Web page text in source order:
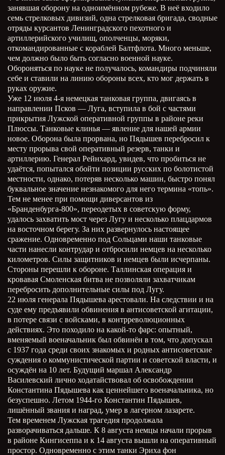
занявшая оборону на одноимённом рубеже. В неё входило
семь стрелковых дивизий, одна стрелковая бригада, сводные
отряды курсантов Ленинградского пехотного и
артиллерийского училищ, ополченцы, моряки,
откомандированные с кораблей Балтфлота. Много меньше,
чем должно было быть согласно военной науке.
Обороняться по науке не получалось, командиры подчиняли
себе и ставили на линию обороны всех, кто мог держать в
руках оружие.
Уже 12 июля 4-я немецкая танковая группа, двигаясь в
направлении Псков — Луга, вступила в бой с частями
прикрытия Лужской оперативной группы в районе реки
Плюссы. Танковые клинья — явление для нашей армии
новое. Оборона была прорвана, но Пядышев перебросил к
месту прорыва свой оперативный резерв, танки и
артиллерию. Генерал Рейнхард, увидев, что пробиться не
удаётся, попытался обойти позиции русских по болотистой
местности, однако, потеряв несколько машин, быстро понял
буквальное значение незнакомого для него термина «топь».
Тем не менее при помощи диверсантов из
«Бранденбурга-800», переодетых в советскую форму,
удалось захватить мост через Лугу и несколько плацдармов
на восточном берегу. За них развернулось настоящее
сражение. Одновременно под Сольцами наши танковые
части нанесли контрудар и отбросили немцев на несколько
километров. Силы защитников и немцев были исчерпаны.
Стороны перешли к обороне. Таллинская операция и
кровавая Смоленская битва не позволяли захватчикам
перебросить дополнительные силы под Лугу.
22 июля генерала Пядышева арестовали. На следствии и на
суде ему предъявили обвинения в антисоветской агитации,
в потере связи с войсками, в контрреволюционных
действиях. Это походило на какой-то фарс: опытный,
вменяемый военачальник был обвинён в том, что допускал
с 1937 года среди своих знакомых и родных антисоветские
суждения о коммунистической партии и советской власти, и
осуждён на 10 лет. Будущий маршал Александр
Василевский лично ходатайствовал об освобождении
Константина Пядышева как ценнейшего военачальника, но
безуспешно. Летом 1944-го Константин Пядышев,
лишённый звания и наград, умер в лагерном лазарете.
Тем временем Лужская трагедия продолжала
разворачиваться дальше. К 8 августа немцы начали прорыв
в районе Кингисеппа и к 14 августа вышли на оперативный
простор. Одновременно с этим танки Эриха фон